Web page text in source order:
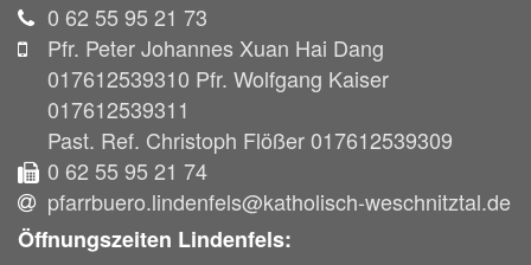
0 62 55 95 21 73
Pfr. Peter Johannes Xuan Hai Dang
017612539310 Pfr. Wolfgang Kaiser
017612539311
Past. Ref. Christoph Flößer 017612539309
0 62 55 95 21 74
pfarrbuero.lindenfels@katholisch-weschnitztal.de
Öffnungszeiten Lindenfels: